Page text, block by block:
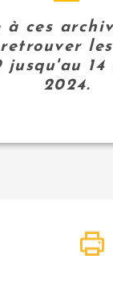
à ces
jusqu'au 14
2024.